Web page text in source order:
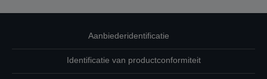
Aanbiederidentificatie
Identificatie van productconformiteit